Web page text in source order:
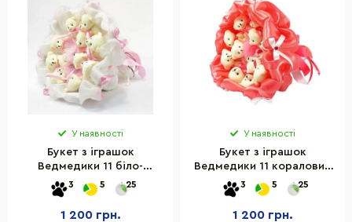
У наявності
Букет з іграшок
Ведмедики 11 біло-
рожевий зефір 5286IT
3 5 25
1 200 грн.
У наявності
Букет з іграшок
Ведмедики 11 кораловий
5284IT
3 5 25
1 200 грн.